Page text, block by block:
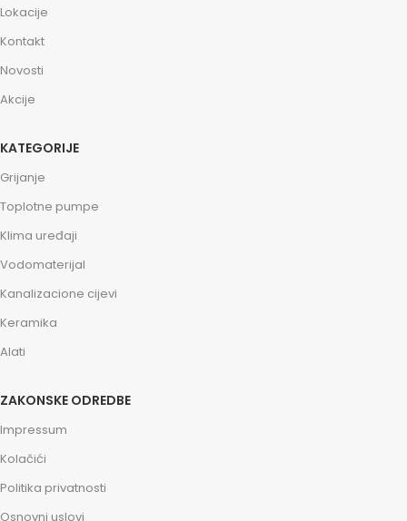
Lokacije
Kontakt
Novosti
Akcije
KATEGORIJE
Grijanje
Toplotne pumpe
Klima uređaji
Vodomaterijal
Kanalizacione cijevi
Keramika
Alati
ZAKONSKE ODREDBE
Impressum
Kolačići
Politika privatnosti
Osnovni uslovi